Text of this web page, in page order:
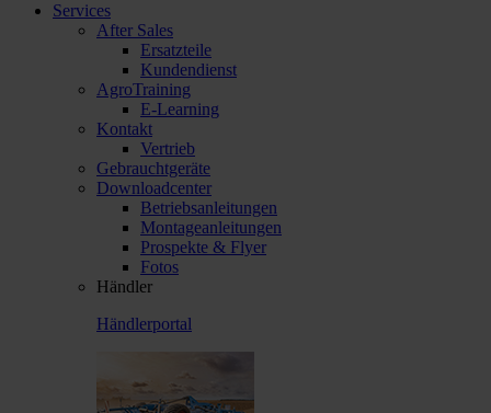
Services
After Sales
Ersatzteile
Kundendienst
AgroTraining
E-Learning
Kontakt
Vertrieb
Gebrauchtgeräte
Downloadcenter
Betriebsanleitungen
Montageanleitungen
Prospekte & Flyer
Fotos
Händler
Händlerportal